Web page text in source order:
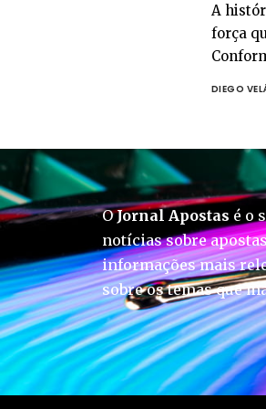
A
força
DIEGO
OJornal Apostas é o
notícias sobre
informações mais
sobre os temas que